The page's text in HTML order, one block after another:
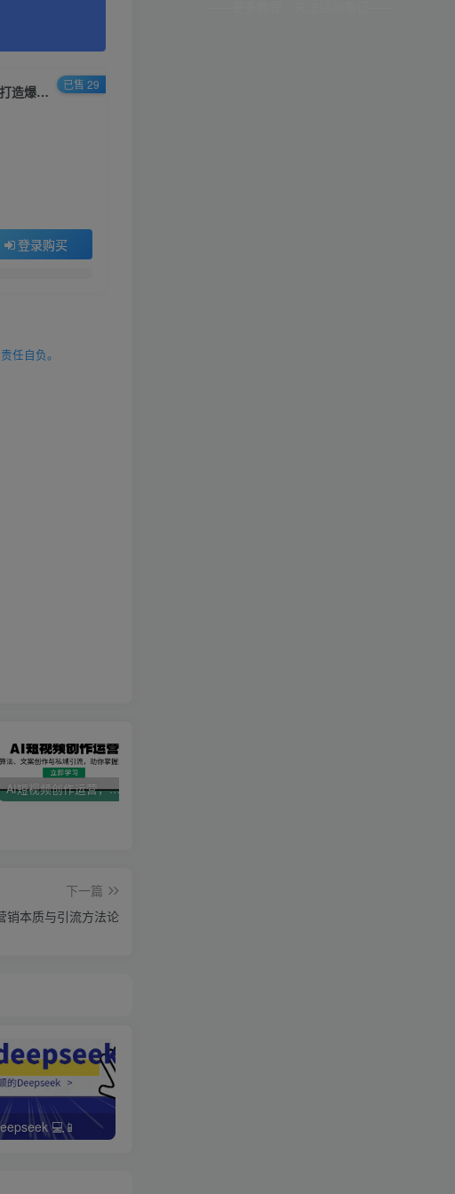
YouTube-营销实战课：涵盖账号注册、视频制作与优化，轻松打造爆款视频
登录购买
已售 29
任自负。
AI短视频创作运营，揭秘算法、文案创作与私域引流，助你掌握流量密码
下一篇
销本质与引流方法论
💻📱